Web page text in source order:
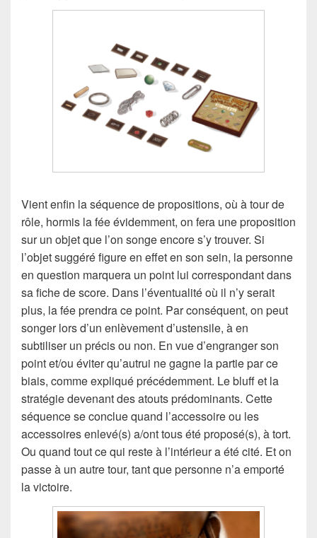
Vient enfin la séquence de propositions, où à tour de
rôle, hormis la fée évidemment, on fera une proposition
sur un objet que l’on songe encore s’y trouver. Si
l’objet suggéré figure en effet en son sein, la personne
en question marquera un point lui correspondant dans
sa fiche de score. Dans l’éventualité où il n’y serait
plus, la fée prendra ce point. Par conséquent, on peut
songer lors d’un enlèvement d’ustensile, à en
subtiliser un précis ou non. En vue d’engranger son
point et/ou éviter qu’autrui ne gagne la partie par ce
biais, comme expliqué précédemment. Le bluff et la
stratégie devenant des atouts prédominants. Cette
séquence se conclue quand l’accessoire ou les
accessoires enlevé(s) a/ont tous été proposé(s), à tort.
Ou quand tout ce qui reste à l’intérieur a été cité. Et on
passe à un autre tour, tant que personne n’a emporté
la victoire.